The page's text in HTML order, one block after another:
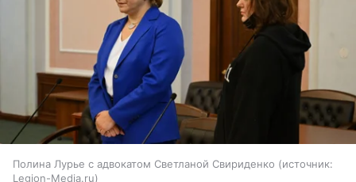
Полина Лурье с адвокатом Светланой Свириденко
источник:
Legion-Media.ru